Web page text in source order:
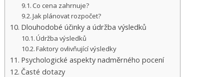
Co cena zahrnuje?
Jak plánovat rozpočet?
Dlouhodobé účinky a údržba výsledků
Údržba výsledků
Faktory ovlivňující výsledky
Psychologické aspekty nadměrného pocení
Časté dotazy